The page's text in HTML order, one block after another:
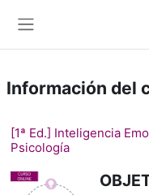
Información del
[1ª Ed.] Inteligencia
Psicología